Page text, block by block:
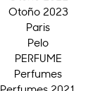
Otoño 2023
Paris
Pelo
PERFUME
Perfumes